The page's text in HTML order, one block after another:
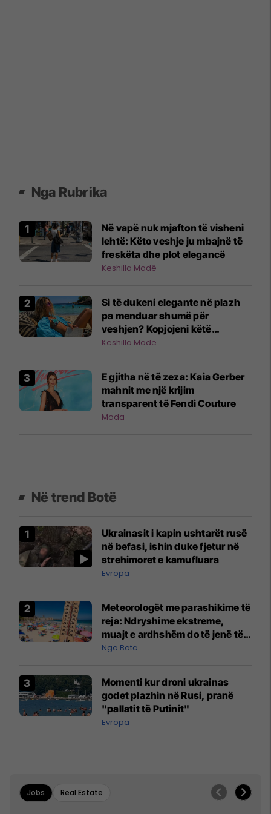
Nga Rubrika
Në vapë nuk mjafton të visheni
lehtë: Këto veshje ju mbajnë të
freskëta dhe plot elegancë
Keshilla Modë
Si të dukeni elegante në plazh
pa menduar shumë për
veshjen? Kopjojeni këtë
kombinim!
Keshilla Modë
E gjitha në të zeza: Kaia Gerber
mahnit me një krijim
transparent të Fendi Couture
Moda
Në trend Botë
Ukrainasit i kapin ushtarët rusë
në befasi, ishin duke fjetur në
strehimoret e kamufluara
Evropa
Meteorologët me parashikime të
reja: Ndryshime ekstreme,
muajt e ardhshëm do të jenë të
pazakontë
Nga Bota
Momenti kur droni ukrainas
godet plazhin në Rusi, pranë
"pallatit të Putinit"
Evropa
Jobs Real Estate